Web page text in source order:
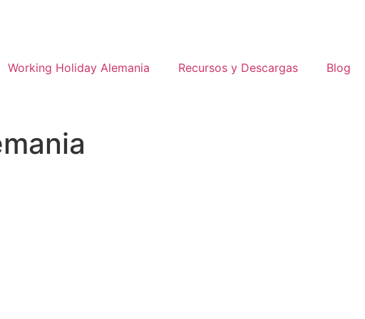
Working Holiday Alemania Recursos y Descargas Blog